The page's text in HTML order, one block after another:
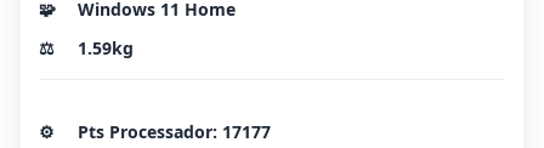
🧩
Windows 11 Home
⚖️
1.59kg
⚙️
Pts Processador: 17177